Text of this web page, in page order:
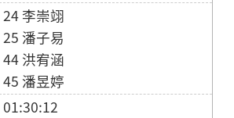
24 李崇翊
25 潘子易
44 洪宥涵
45 潘昱婷
01:30:12